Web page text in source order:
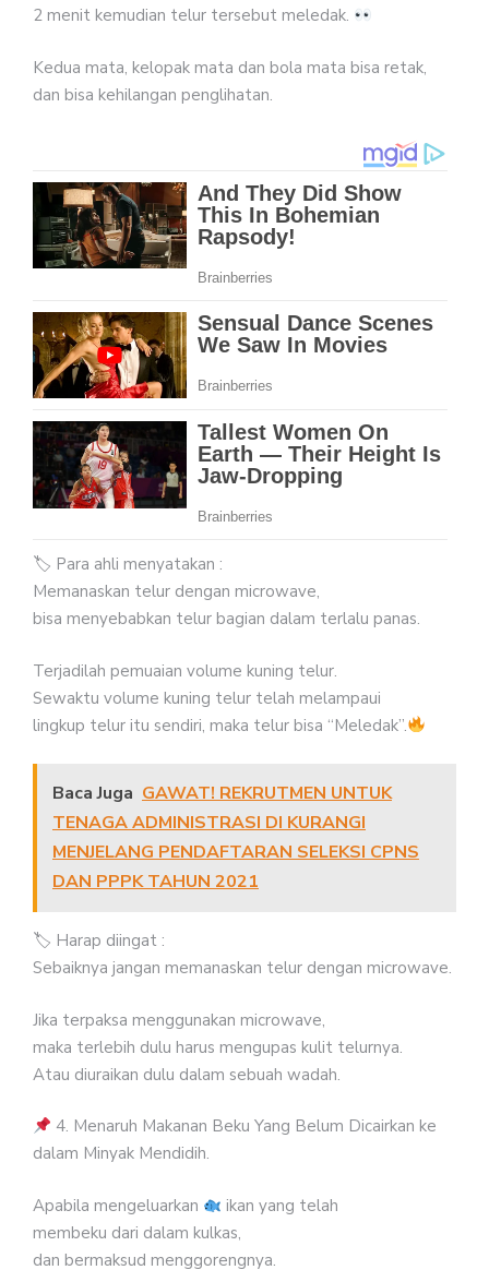
2 menit kemudian telur tersebut meledak.
Kedua mata, kelopak mata dan bola mata bisa retak,
dan bisa kehilangan penglihatan.
🏷 Para ahli menyatakan :
Memanaskan telur dengan microwave,
bisa menyebabkan telur bagian dalam terlalu panas.
Terjadilah pemuaian volume kuning telur.
Sewaktu volume kuning telur telah melampaui
lingkup telur itu sendiri, maka telur bisa “Meledak”.
Baca Juga GAWAT! REKRUTMEN UNTUK
TENAGA ADMINISTRASI DI KURANGI
MENJELANG PENDAFTARAN SELEKSI CPNS
DAN PPPK TAHUN 2021
🏷 Harap diingat :
Sebaiknya jangan memanaskan telur dengan microwave.
Jika terpaksa menggunakan microwave,
maka terlebih dulu harus mengupas kulit telurnya.
Atau diuraikan dulu dalam sebuah wadah.
4. Menaruh Makanan Beku Yang Belum Dicairkan ke
dalam Minyak Mendidih.
Apabila mengeluarkan
ikan yang telah
membeku dari dalam kulkas,
dan bermaksud menggorengnya.